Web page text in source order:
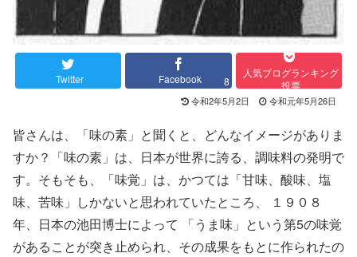
Twitter Facebook 8
人気ブログランキング
投票
令和2年5月2日 令和元年5月26日
皆さんは、「味の素」と聞くと、どんなイメージがありま
すか？「味の素」は、日本が世界に誇る、調味料の発明で
す。そもそも、「味覚」は、かつては「甘味、酸味、塩
味、苦味」しかないと思われていたところ、 １９０８
年、日本の池田博士によって 「うま味」という第5の味覚
があることが突き止められ、その成果をもとに作られたの